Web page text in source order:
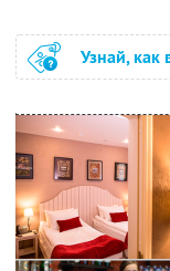
Узнай, как